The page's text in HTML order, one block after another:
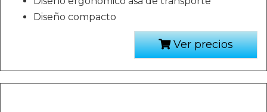
Diseño compacto
Ver precios